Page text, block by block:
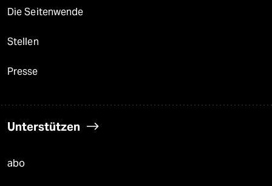
Die Seitenwende
Stellen
Presse
Unterstützen
abo